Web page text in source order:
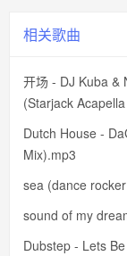
相关歌曲
开场 - DJ Kuba &
(Starjack
Dutch House -
Mix).mp3
sea (dance
sound of my
Dubstep - Lets